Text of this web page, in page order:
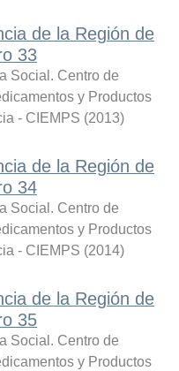
de la Región de
33
Social. Centro de
y Productos
- CIEMPS (2013)
de la Región de
34
Social. Centro de
y Productos
- CIEMPS (2014)
de la Región de
35
Social. Centro de
y Productos